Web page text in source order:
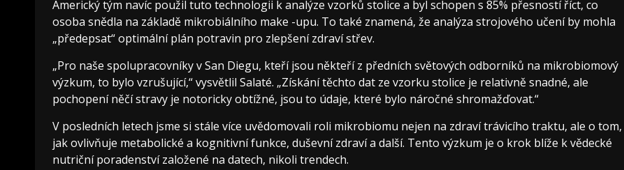
Americký tým navíc použil tuto technologii k analýze vzorků stolice a byl schopen s 85% přesností říct, co
osoba snědla na základě mikrobiálního make -upu. To také znamená, že analýza strojového učení by mohla
„předepsat“ optimální plán potravin pro zlepšení zdraví střev.
„Pro naše spolupracovníky v San Diegu, kteří jsou někteří z předních světových odborníků na mikrobiomový
výzkum, to bylo vzrušující,“ vysvětlil Salaté. „Získání těchto dat ze vzorku stolice je relativně snadné, ale
pochopení něčí stravy je notoricky obtížné, jsou to údaje, které bylo náročné shromažďovat.“
V posledních letech jsme si stále více uvědomovali roli mikrobiomu nejen na zdraví trávicího traktu, ale o tom,
jak ovlivňuje metabolické a kognitivní funkce, duševní zdraví a další. Tento výzkum je o krok blíže k vědecké
nutriční poradenství založené na datech, nikoli trendech.